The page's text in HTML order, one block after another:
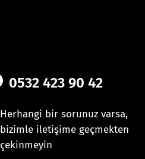
0532 423 90 42
Herhangi bir sorunuz varsa,
bizimle iletişime geçmekten
çekinmeyin